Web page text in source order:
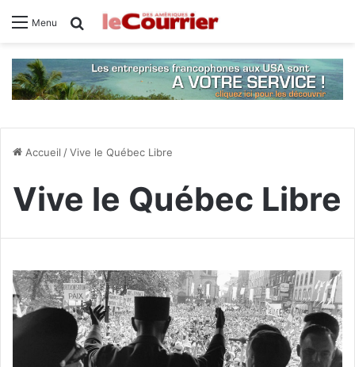
Menu Rechercher
Accueil /Vive le Québec Libre
Vive le Québec Libre